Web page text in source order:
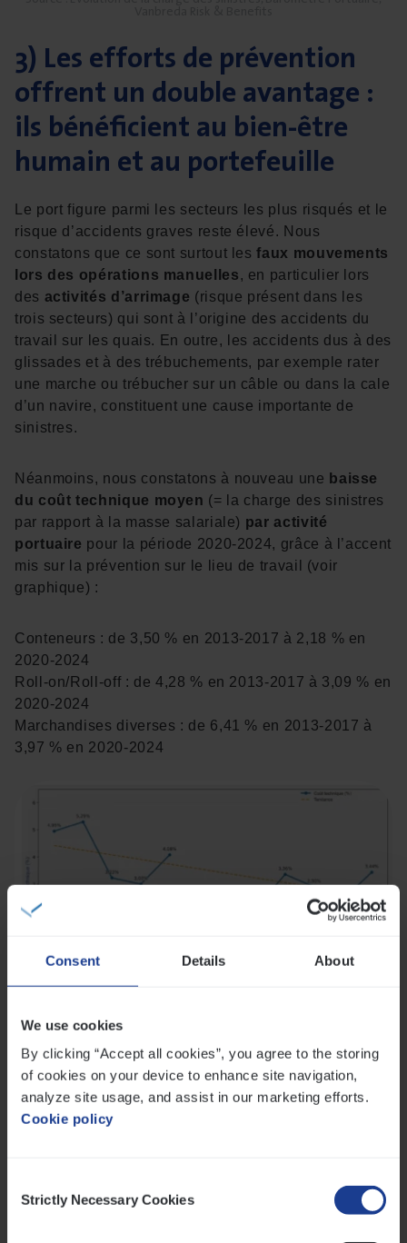
Consent Details About
We use cookies
By clicking “Accept all cookies”, you agree to the storing
of cookies on your device to enhance site navigation,
analyze site usage, and assist in our marketing efforts.
Cookie policy
Selection
Strictly Necessary Cookies
3) Les efforts de prévention
offrent un double avantage :
ils bénéficient au bien-être
humain et au portefeuille
Le port figure parmi les secteurs les plus risqués et le
risque d’accidents graves reste élevé. Nous
constatons que ce sont surtout lesfaux mouvements
lors des opérations manuelles, en particulier lors
des activités d’arrimage (risque présent dans les
trois secteurs) qui sont à l’origine des accidents du
travail sur les quais. En outre, les accidents dus à des
glissades et à des trébuchements, par exemple rater
une marche ou trébucher sur un câble ou dans la cale
d’un navire, constituent une cause importante de
sinistres.
Néanmoins, nous constatons à nouveau une baisse
du coût technique moyen (= la charge des sinistres
par rapport à la masse salariale) par activité
portuaire pour la période 2020-2024, grâce à l’accent
mis sur la prévention sur le lieu de travail (voir
graphique) :
Conteneurs : de 3,50 % en 2013-2017 à 2,18 % en
2020-2024
Roll-on/Roll-off : de 4,28 % en 2013-2017 à 3,09 % en
2020-2024
Marchandises diverses : de 6,41 % en 2013-2017 à
3,97 % en 2020-2024
Cela implique non seulement unenvironnement de
travail plus sûrpour les travailleurs portuaires, mais
aussi uneéconomie directe pour les entreprises
portuaires, notamment en matière d’assurance